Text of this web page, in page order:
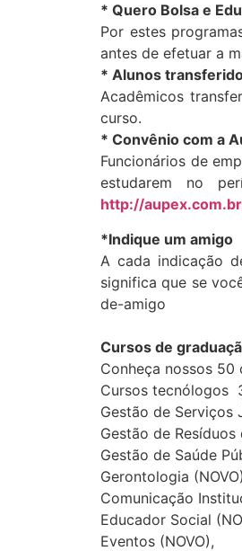
* Quero Bolsa e
Por estes
antes de efetuar a
* Alunos
Acadêmicos
curso.
* Convênio com a
Funcionários de
estudarem no
http://
*Indique um amigo
A cada indicação
significa que se
de-amigo
Cursos de
Conheça nossos 50
Cursos tecnólogos
Gestão de Serviços
Gestão de Resíduos
Gestão de Saúde
Gerontologia
Comunicação
Educador Social
Eventos (NOVO),